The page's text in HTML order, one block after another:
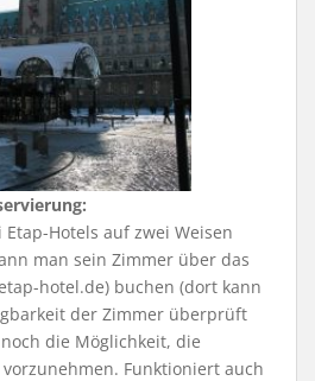
Hotels auf zwei Weisen
man sein Zimmer über das
hotel.de) buchen (dort kann
der Zimmer überprüft
die Möglichkeit, die
Funktioniert auch